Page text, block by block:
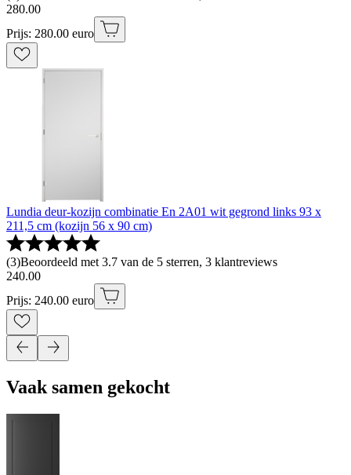
280.00
Prijs: 280.00 euro
Lundia deur-kozijn combinatie En 2A01 wit gegrond links 93 x
211,5 cm (kozijn 56 x 90 cm)
(3)Beoordeeld met 3.7 van de 5 sterren, 3 klantreviews
240.00
Prijs: 240.00 euro
Vaak samen gekocht